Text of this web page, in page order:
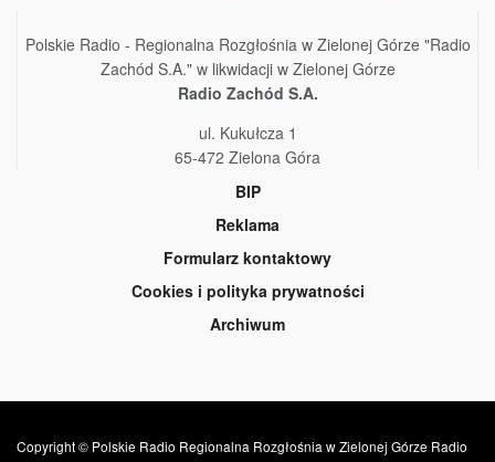
Polskie Radio - Regionalna Rozgłośnia w Zielonej Górze "Radio
Zachód S.A." w likwidacji w Zielonej Górze
Radio Zachód S.A.
ul. Kukułcza 1
65-472 Zielona Góra
BIP
Reklama
Formularz kontaktowy
Cookies i polityka prywatności
Archiwum
Copyright © Polskie Radio Regionalna Rozgłośnia w Zielonej Górze Radio